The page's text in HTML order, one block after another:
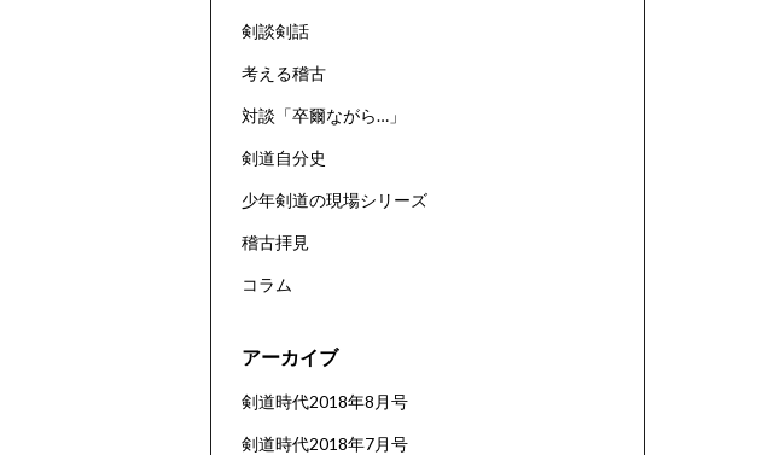
剣談剣話
考える稽古
対談「卒爾ながら…」
剣道自分史
少年剣道の現場シリーズ
稽古拝見
コラム
アーカイブ
剣道時代2018年8月号
剣道時代2018年7月号